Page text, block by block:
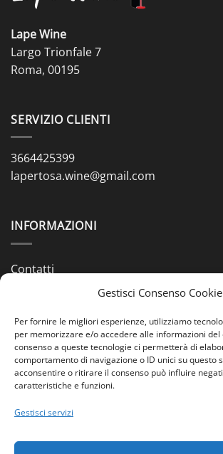
Gestisci Consenso Cookie
Per fornire le migliori esperienze, utilizziamo
per memorizzare e/o accedere alle informazioni del
consenso a queste tecnologie ci permetterà di
comportamento di navigazione o ID unici su questo
acconsentire o ritirare il consenso può influire
caratteristiche e funzioni.
Gestisci servizi
Lape Wine
Largo Trionfale 7
Roma, 00195
SERVIZIO CLIENTI
3664425399
lapertosa.wine@gmail.com
INFORMAZIONI
Contatti
Spedizioni & Pagamenti
Condizioni di Vendita
Cookie Policy (UE)
PAGAMENTI